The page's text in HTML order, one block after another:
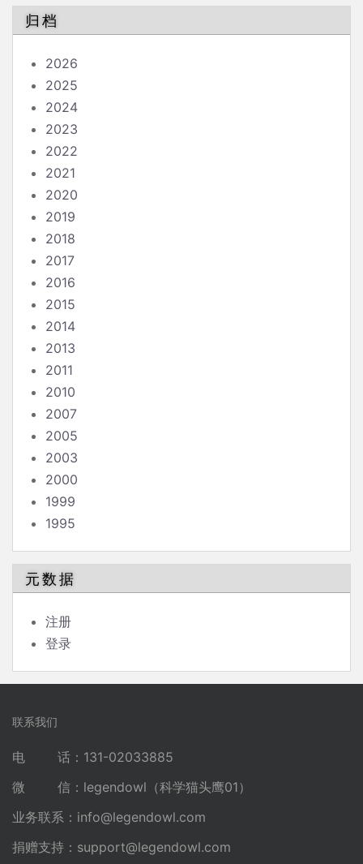
分
页
归档
2026
2025
2024
2023
2022
2021
2020
2019
2018
2017
2016
2015
2014
2013
2011
2010
2007
2005
2003
2000
1999
1995
元数据
注册
登录
联系我们
电 话：131-02033885
微 信：legendowl（科学猫头鹰01）
业务联系： info@legendowl.com
捐赠支持： support@legendowl.com